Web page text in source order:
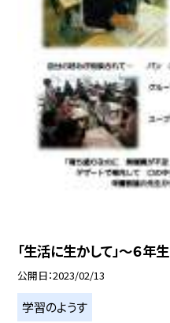
「生活に生かして」〜６年
公開日 2023/02/13
学習のようす